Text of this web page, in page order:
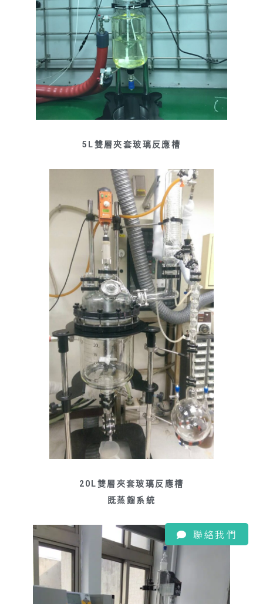
5L雙層夾套玻璃反應槽
20L雙層夾套玻璃反應槽
既蒸餾系統
聯絡我們